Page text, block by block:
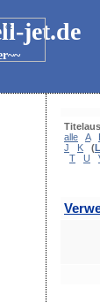
jet.de
alle
A
J
K (L
T
U